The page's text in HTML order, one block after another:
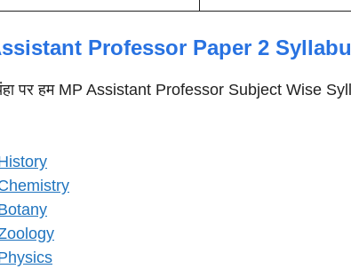
Professor Paper 2
पर हम MP Assistant Professor Subject Wise